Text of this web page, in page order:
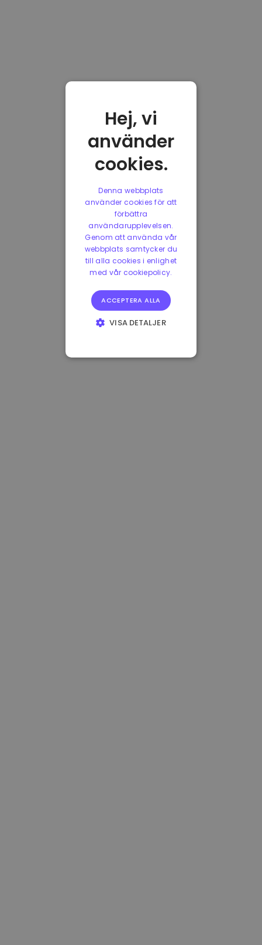
Hej, vi
använder
cookies.
Denna webbplats
använder cookies för att
förbättra
användarupplevelsen.
Genom att använda vår
webbplats samtycker du
till alla cookies i enlighet
med vår cookiepolicy.
ACCEPTERA ALLA
VISA DETALJER